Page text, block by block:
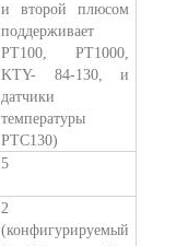
и второй плюсом
поддерживает
PT100, PT1000,
KTY- 84-130, и
датчики
температуры
PTC130)
5
2
(конфигурируемый